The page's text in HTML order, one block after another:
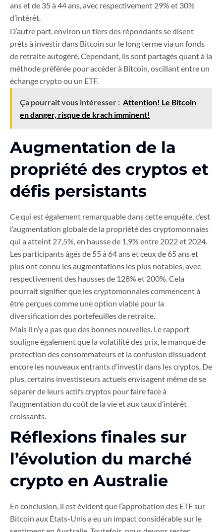
ans et de 35 à 44 ans, avec respectivement 29% et 30%
d’intérêt.
D’autre part, environ un tiers des répondants se disent
prêts à investir dans Bitcoin sur le long terme via un fonds
de retraite autogéré. Cependant, ils sont partagés quant à la
méthode préférée pour accéder à Bitcoin, oscillant entre un
échange crypto ou un ETF.
Ça pourrait vous intéresser : Attention! Le Bitcoin
en danger, risque de krach imminent!
Augmentation de la
propriété des cryptos et
défis persistants
Ce qui est également remarquable dans cette enquête, c’est
l’augmentation globale de la propriété des cryptomonnaies
qui a atteint 27,5%, en hausse de 1,9% entre 2022 et 2024.
Les participants âgés de 55 à 64 ans et ceux de 65 ans et
plus ont connu les augmentations les plus notables, avec
respectivement des hausses de 128% et 200%. Cela
pourrait signifier que les cryptomonnaies commencent à
être perçues comme une option viable pour la
diversification des portefeuilles de retraite.
Mais il n’y a pas que des bonnes nouvelles. Le rapport
souligne également que la volatilité des prix, le manque de
protection des consommateurs et la confusion dissuadent
encore les nouveaux entrants d’investir dans les cryptos. De
plus, certains investisseurs actuels envisagent même de se
séparer de leurs actifs cryptos pour faire face à
l’augmentation du coût de la vie et aux taux d’intérêt
croissants.
Réflexions finales sur
l’évolution du marché
crypto en Australie
En conclusion, il est évident que l’approbation des ETF sur
Bitcoin aux États-Unis a eu un impact considérable sur le